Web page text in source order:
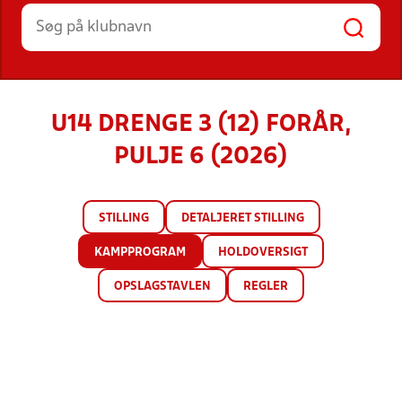
HOLD
U14 DRENGE 3 (12) FORÅR,
PULJE 6 (2026)
STILLING DETALJERET STILLING
KAMPPROGRAM HOLDOVERSIGT
OPSLAGSTAVLEN REGLER